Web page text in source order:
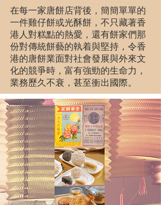
在每一家唐餅店背後，簡簡單單的
一件雞仔餅或光酥餅，不只藏著香
港人對糕點的熱愛，還有餅家們那
份對傳統餅藝的執着與堅持，令香
港的唐餅業面對社會發展與外來文
化的競爭時，富有強勁的生命力，
業務歷久不衰，甚至衝出國際。